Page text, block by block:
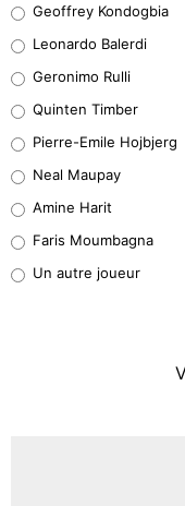
38%
32%
5%
1%
9%
Geoffrey Kondogbia
Leonardo Balerdi
Geronimo Rulli
Quinten Timber
Pierre-Emile Hojbjerg
Neal Maupay
Amine Harit
Faris Moumbagna
Un autre joueur